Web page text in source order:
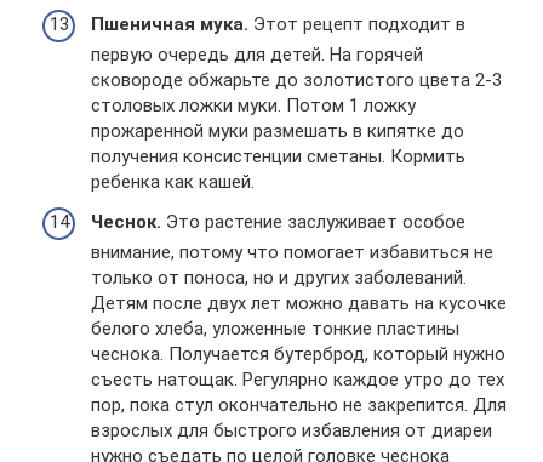
Пшеничная мука. Этот рецепт подходит в
первую очередь для детей. На горячей
сковороде обжарьте до золотистого цвета 2-3
столовых ложки муки. Потом 1 ложку
прожаренной муки размешать в кипятке до
получения консистенции сметаны. Кормить
ребенка как кашей.
Чеснок. Это растение заслуживает особое
внимание, потому что помогает избавиться не
только от поноса, но и других заболеваний.
Детям после двух лет можно давать на кусочке
белого хлеба, уложенные тонкие пластины
чеснока. Получается бутерброд, который нужно
съесть натощак. Регулярно каждое утро до тех
пор, пока стул окончательно не закрепится. Для
взрослых для быстрого избавления от диареи
нужно съедать по целой головке чеснока